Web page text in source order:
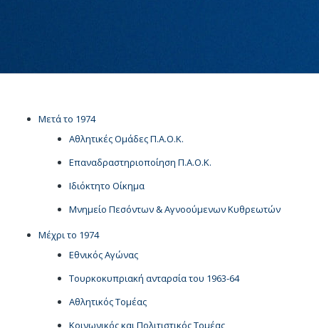
Μετά το 1974
Αθλητικές Ομάδες Π.Α.Ο.Κ.
Επαναδραστηριοποίηση Π.Α.Ο.Κ.
Ιδιόκτητο Οίκημα
Μνημείο Πεσόντων & Αγνοούμενων Κυθρεωτών
Μέχρι το 1974
Εθνικός Αγώνας
Τουρκοκυπριακή ανταρσία του 1963-64
Αθλητικός Τομέας
Κοινωνικός και Πολιτιστικός Τομέας